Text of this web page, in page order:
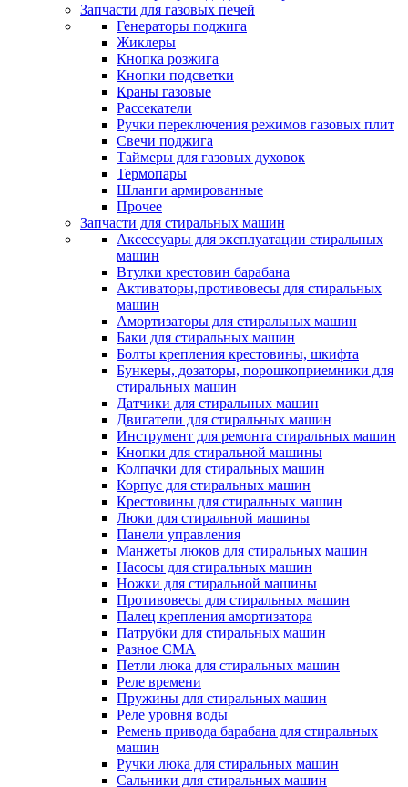
Запчасти для газовых печей
Генераторы поджига
Жиклеры
Кнопка розжига
Кнопки подсветки
Краны газовые
Рассекатели
Ручки переключения режимов газовых плит
Свечи поджига
Таймеры для газовых духовок
Термопары
Шланги армированные
Прочее
Запчасти для стиральных машин
Аксессуары для эксплуатации стиральных
машин
Втулки крестовин барабана
Активаторы,противовесы для стиральных
машин
Амортизаторы для стиральных машин
Баки для стиральных машин
Болты крепления крестовины, шкифта
Бункеры, дозаторы, порошкоприемники для
стиральных машин
Датчики для стиральных машин
Двигатели для стиральных машин
Инструмент для ремонта стиральных машин
Кнопки для стиральной машины
Колпачки для стиральных машин
Корпус для стиральных машин
Крестовины для стиральных машин
Люки для стиральной машины
Панели управления
Манжеты люков для стиральных машин
Насосы для стиральных машин
Ножки для стиральной машины
Противовесы для стиральных машин
Палец крепления амортизатора
Патрубки для стиральных машин
Разное СМА
Петли люка для стиральных машин
Реле времени
Пружины для стиральных машин
Реле уровня воды
Ремень привода барабана для стиральных
машин
Ручки люка для стиральных машин
Сальники для стиральных машин